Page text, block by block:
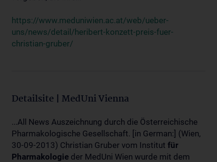
https://www.meduniwien.ac.at/web/ueber-
uns/news/detail/heribert-konzett-preis-fuer-
christian-gruber/
Detailsite | MedUni Vienna
...All News Auszeichnung durch die Österreichische
Pharmakologische Gesellschaft. [in German:] (Wien,
30-09-2013) Christian Gruber vom Institut für
Pharmakologie der MedUni Wien wurde mit dem